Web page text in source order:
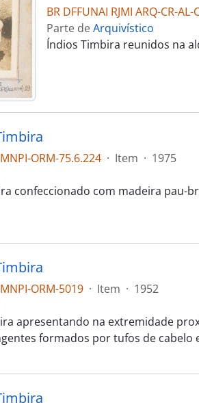
BR DFFUNAI RJMI ARQ-CR-
Parte deArquivístico
Índios Timbira reunidos na
ORM-75.6.224 · Item · 1975
confeccionado com madeira pau-
ORM-5019 · Item · 1952
apresentando na extremidade
formados por tufos de cabelo